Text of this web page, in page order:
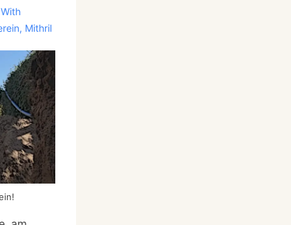
, Mithril